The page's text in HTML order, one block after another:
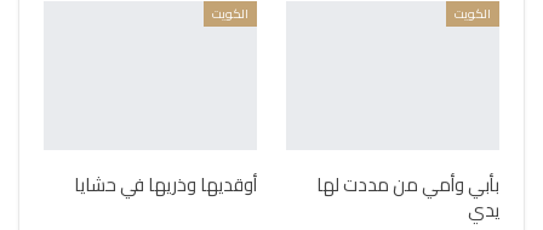
الكويت
بأبي وأمي من مددت لها
يدي
الكويت
أوقديها وذريها في حشايا